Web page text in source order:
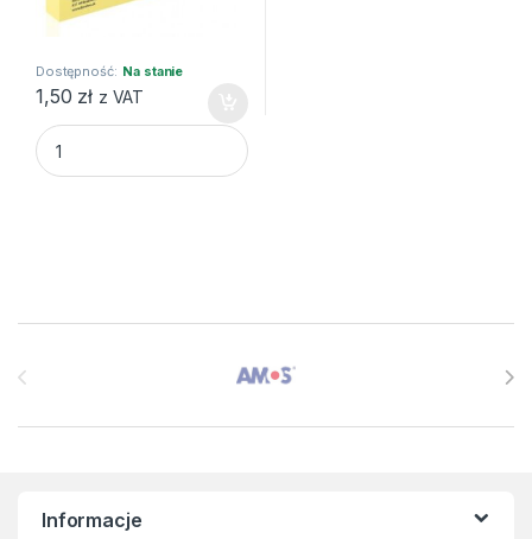
Dostępność: Na stanie
1,50 zł z VAT
KARTECZKI SAMOPRZYLEPNE 51X76, 100K PASTEL
Informacje